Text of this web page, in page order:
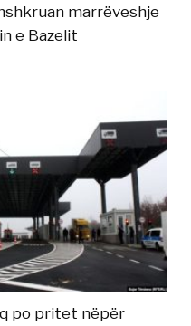
marrëveshje
e Bazelit
po pritet nëpër